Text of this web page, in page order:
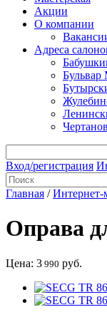
Акции
О компании
Адреса
Бульвар
Вход/регистрация
Главная /Интернет-
Оправа
Цена: 3 990 руб.